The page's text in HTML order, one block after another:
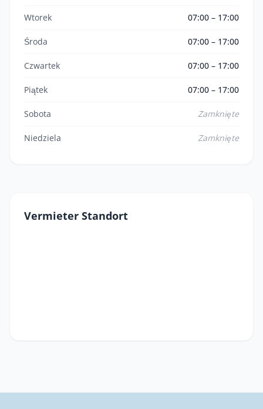
Wtorek 07:00 – 17:00
Środa 07:00 – 17:00
Czwartek 07:00 – 17:00
Piątek 07:00 – 17:00
Sobota Zamknięte
Niedziela Zamknięte
Vermieter Standort